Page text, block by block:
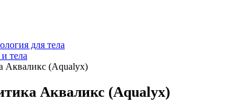
для тела
тела
Акваликс (Aqualyx)
Акваликс (Aqualyx)